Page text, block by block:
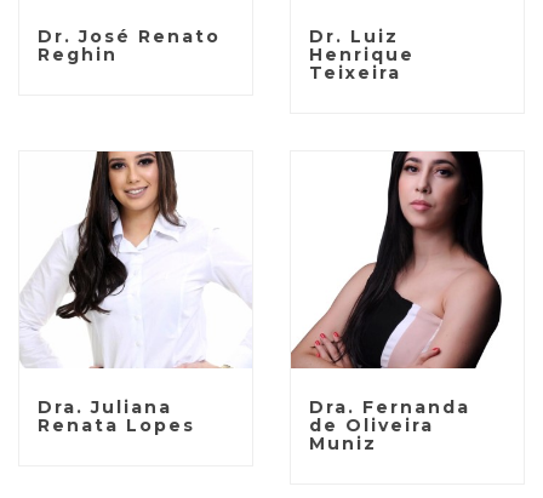
Dr. José Renato
Reghin
Dr. Luiz
Henrique
Teixeira
Dra. Juliana
Renata Lopes
Dra. Fernanda
de Oliveira
Muniz